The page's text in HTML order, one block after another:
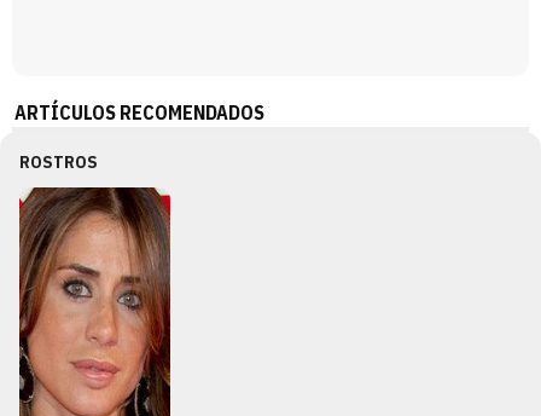
ARTÍCULOS RECOMENDADOS
ROSTROS